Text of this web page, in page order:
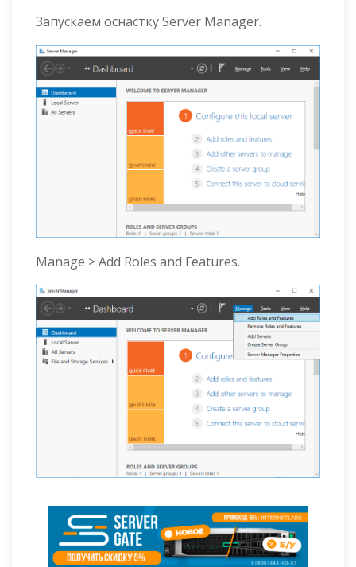
Запускаем оснастку Server Manager.
Manage > Add Roles and Features.